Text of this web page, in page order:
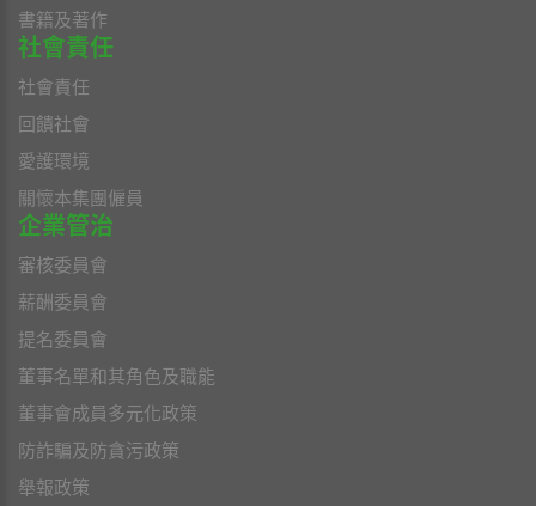
書籍及著作
社會責任
社會責任
回饋社會
愛護環境
關懷本集團僱員
企業管治
審核委員會
薪酬委員會
提名委員會
董事名單和其角色及職能
董事會成員多元化政策
防詐騙及防貪污政策
舉報政策